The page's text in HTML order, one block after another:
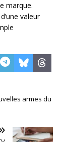
marque.
valeur
armes du